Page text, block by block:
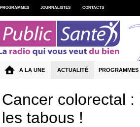
Cancer colorectal
les tabous !
PROGRAMMES JOURNALISTES CONTACTS
A LA UNE ACTUALITÉ PROGRAMMES